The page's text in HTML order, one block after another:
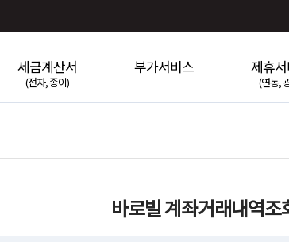
세금계산서
(전자, 종이)
부가서비스 제휴
(연동,
바로빌 계좌거래내역